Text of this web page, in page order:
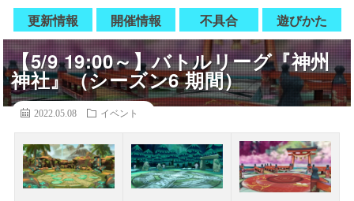
更新情報 開催情報 不具合 遊びかた
【5/9 19:00～】バトルリーグ『神州
神社』（シーズン6 期間）
2022.05.08 イベント